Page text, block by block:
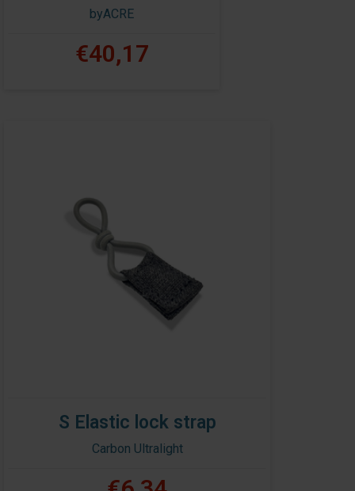
byACRE
€40,17
S Elastic lock strap
Carbon Ultralight